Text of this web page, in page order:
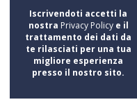
Iscrivendoti accetti la
nostra Privacy Policye il
trattamento dei dati da
te rilasciati per una tua
migliore esperienza
presso il nostro sito.